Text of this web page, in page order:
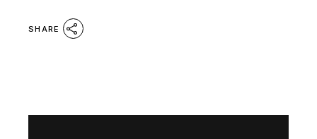
SHARE